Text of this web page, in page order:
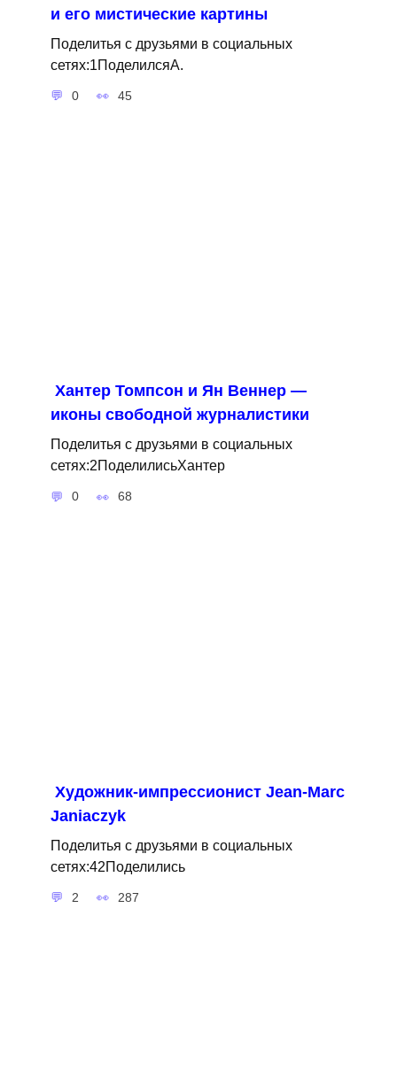
и его мистические картины
Поделитья с друзьями в социальных
сетях:1ПоделилсяA.
0 45
Хантер Томпсон и Ян Веннер —
иконы свободной журналистики
Поделитья с друзьями в социальных
сетях:2ПоделилисьХантер
0 68
Художник-импрессионист Jean-Marc
Janiaczyk
Поделитья с друзьями в социальных
сетях:42Поделились
2 287